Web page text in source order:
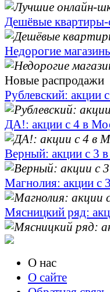
Дешёвые
Недорогие
Новые распродажи
Рублевский: акции
ДА!: акции с 4 в
Верный: акции с 3
Магнолия: акции с
Мясницкий ряд:
О нас
О сайте